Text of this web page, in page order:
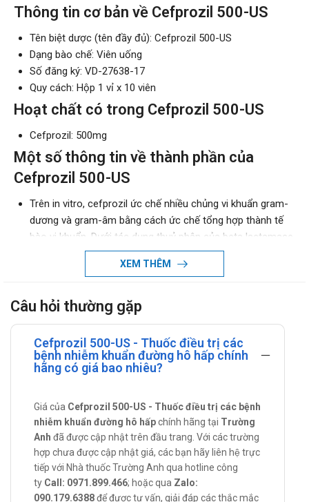
Thông tin cơ bản về Cefprozil 500-US
Tên biệt dược (tên đầy đủ): Cefprozil 500-US
Dạng bào chế: Viên uống
Số đăng ký: VD-27638-17
Quy cách: Hộp 1 vỉ x 10 viên
Hoạt chất có trong Cefprozil 500-US
Cefprozil: 500mg
Một số thông tin về thành phần của
Cefprozil 500-US
Trên in vitro, cefprozil ức chế nhiều chủng vi khuẩn gram-
dương và gram-âm bằng cách ức chế tổng hợp thành tế
bào vi khuẩn. Dưới tác dụng thuỷ phân của beta lactamase
thì cefprozil ổn định hơn so với cefaclor. Cefprozil có tác
dụng kháng các chủng vi khuẩn sau:
gồm các chủng sản xuất beta-lactamase),
Sơeptococcus pneumonia, Streptococcus pyogenes,
Enterococcus durans, Enterococcus faecalis, Listeria
monocytogenes, Staphylococcus epidermidis,
Staphylococcus saprophyticus, Staphylococcus
c, D, F, và G).
Cefprozil không có tác dụng trên Enterococcus
faecium đề kháng methiciỉlin, và hầu hết các chủng
Acinetobacter, Enterobacter, Morganeỉla morganii,
Proteus vulgaris, Providencia, Pseudomonas và
Serratia. Staphylococci kháng methicillin được coi như
XEM THÊM
Câu hỏi thường gặp
Cefprozil 500-US - Thuốc điều trị các
bệnh nhiễm khuẩn đường hô hấp chính
hãng có giá bao nhiêu?
Giá của Cefprozil 500-US - Thuốc điều trị các bệnh
nhiễm khuẩn đường hô hấpchính hãng tại Trường
Anh đã được cập nhật trên đầu trang. Với các trường
hợp chưa được cập nhật giá, các bạn hãy liên hệ trực
tiếp với Nhà thuốc Trường Anh qua hotline công
ty Call: 0971.899.466; hoặc qua Zalo:
090.179.6388để được tư vấn, giải đáp các thắc mắc